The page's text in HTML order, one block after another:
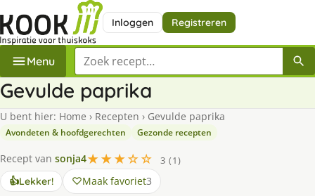
Inloggen Registreren
Menu Zoek een recept
Gevulde paprika
U bent hier: Home › Recepten › Gevulde paprika
Avondeten & hoofdgerechten Gezonde recepten
Recept van sonja4★★★☆☆
3 (1)
👍Lekker! Maak favoriet3